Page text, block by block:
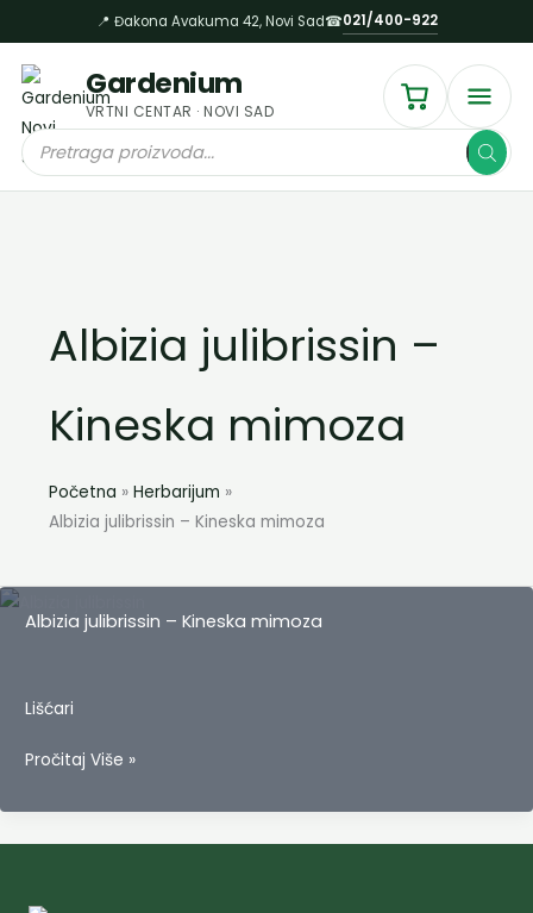
на
садржај
📍 Đakona Avakuma 42, Novi Sad☎021/400-922
Gardenium
VRTNI CENTAR · NOVI SAD
Products
search
Albizia julibrissin –
Kineska mimoza
Početna
Herbarijum
Albizia julibrissin – Kineska mimoza
Albizia julibrissin – Kineska mimoza
Lišćari
Albizia
–
Kineska
Pročitaj Više »